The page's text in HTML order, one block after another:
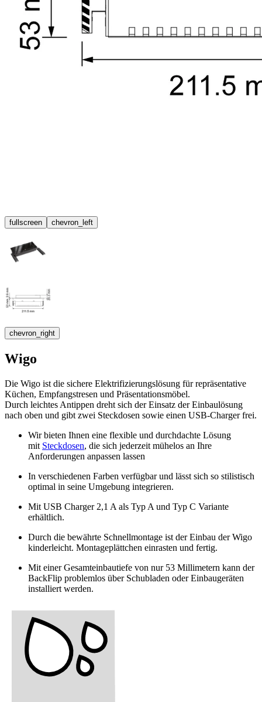
fullscreen chevron_left
chevron_right
Wigo
Die Wigo ist die sichere Elektrifizierungslösung für repräsentative
Küchen, Empfangstresen und Präsentationsmöbel.
Durch leichtes Antippen dreht sich der Einsatz der Einbaulösung
nach oben und gibt zwei Steckdosen sowie einen USB-Charger frei.
Wir bieten Ihnen eine flexible und durchdachte Lösung
mit Steckdosen, die sich jederzeit mühelos an Ihre
Anforderungen anpassen lassen
In verschiedenen Farben verfügbar und lässt sich so stilistisch
optimal in seine Umgebung integrieren.
Mit USB Charger 2,1 A als Typ A und Typ C Variante
erhältlich.
Durch die bewährte Schnellmontage ist der Einbau der Wigo
kinderleicht. Montageplättchen einrasten und fertig.
Mit einer Gesamteinbautiefe von nur 53 Millimetern kann der
BackFlip problemlos über Schubladen oder Einbaugeräten
installiert werden.